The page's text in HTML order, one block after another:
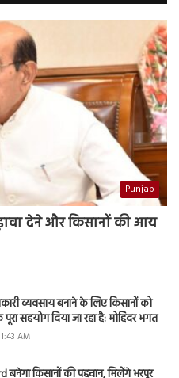
Punjab
देने और किसानों की आय
व्यवसाय बनाने के लिए किसानों को
सहयोग दिया जा रहा है: मोहिंदर भगत
AM